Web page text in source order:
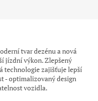
tvar dezénu a nová
jízdní výkon. Zlepšený
technologie zajišťuje lepší
- optimalizovaný design
vozidla.